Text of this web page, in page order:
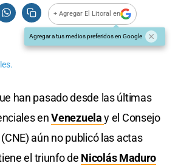
+ Agregar El Litoral en
Agregar a tus medios preferidos en Google
han pasado desde las últimas
enVenezuelay el Consejo
aún no publicó las actas
el triunfo de Nicolás Maduro